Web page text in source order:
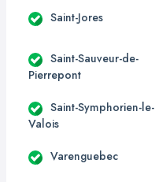
Saint-Jores
Saint-Sauveur-de-
Pierrepont
Saint-Symphorien-le-
Valois
Varenguebec